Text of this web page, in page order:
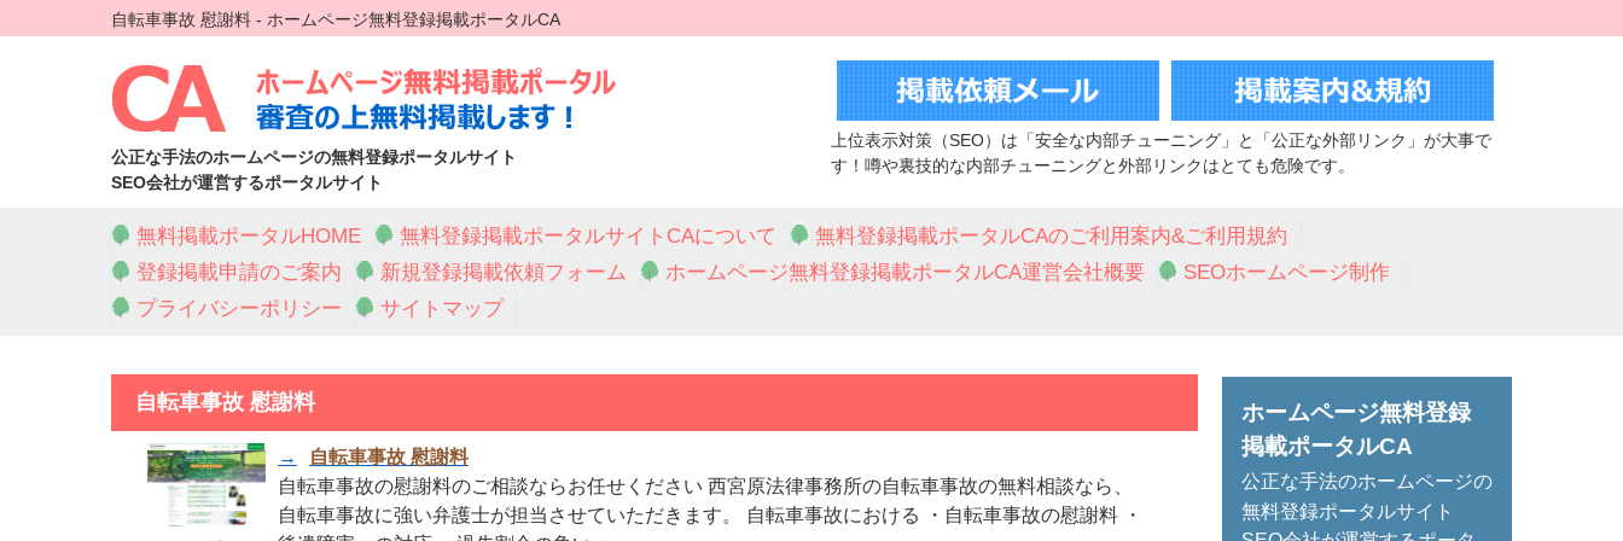
自転車事故 慰謝料 - ホームページ無料登録掲載ポータルCA
公正な手法のホームページの無料登録ポータルサイト
SEO会社が運営するポータルサイト
上位表示対策（SEO）は「安全な内部チューニング」と「公正な外部リンク」が大事で
す！噂や裏技的な内部チューニングと外部リンクはとても危険です。
無料掲載ポータルHOME 無料登録掲載ポータルサイトCAについて
無料登録掲載ポータルCAのご利用案内&ご利用規約
登録掲載申請のご案内
新規登録掲載依頼フォーム ホームページ無料登録掲載ポータルCA運営会社概要
SEOホームページ制作
プライバシーポリシー
サイトマップ
自転車事故 慰謝料
→
自転車事故 慰謝料
自転車事故の慰謝料のご相談ならお任せください 西宮原法律事務所の自転車事故の無料相談なら、
自転車事故に強い弁護士が担当させていただきます。 自転車事故における ・自転車事故の慰謝料 ・
ホームページ無料登録
掲載ポータルCA
公正な手法のホームページの
無料登録ポータルサイト